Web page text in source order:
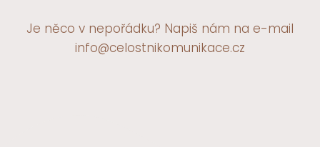
Je něco v nepořádku? Napiš nám na e-mail
info@celostnikomunikace.cz